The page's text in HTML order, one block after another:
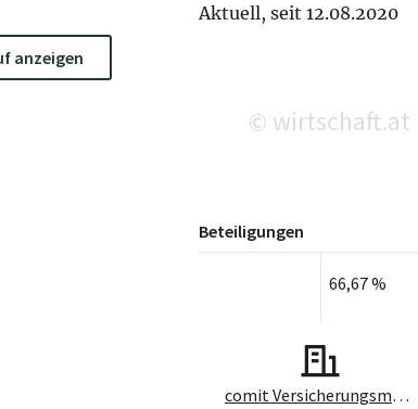
anzeigen
Aktuell, seit 12.08.2020
© wirtschaft.at
comit Versicherungsmakler GmbH
66,67 %
Beteiligungen